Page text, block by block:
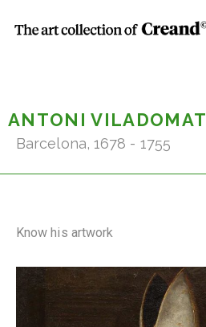
Menú
ANTONI VILADOMAT
Barcelona, 1678 - 1755
Know his artwork